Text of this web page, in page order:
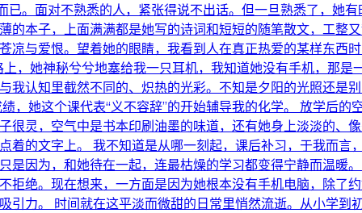
。面对不熟悉的人，紧张得说不出话。但一旦熟悉了，她
的本子，上面满满都是她写的诗词和短短的随笔散文，工整
凉与爱恨。望着她的眼睛，我看到人在真正热爱的某样东西
，她神秘兮兮地塞给我一只耳机，我知道她没有手机，那
我认知里截然不同的、炽热的光彩。不知是夕阳的光照还是
，她这个课代表“义不容辞”的开始辅导我的化学。 放学后
很灵，空气中是书本印刷油墨的味道，还有她身上淡淡的
着的文字上。 我不知道是从哪一刻起，课后补习，于我而
是因为，和她待在一起，连最枯燥的学习都变得宁静而温
拒绝。现在想来，一方面是因为她根本没有手机电脑，除了
引力。 时间就在这平淡而微甜的日常里悄然流逝。从小学